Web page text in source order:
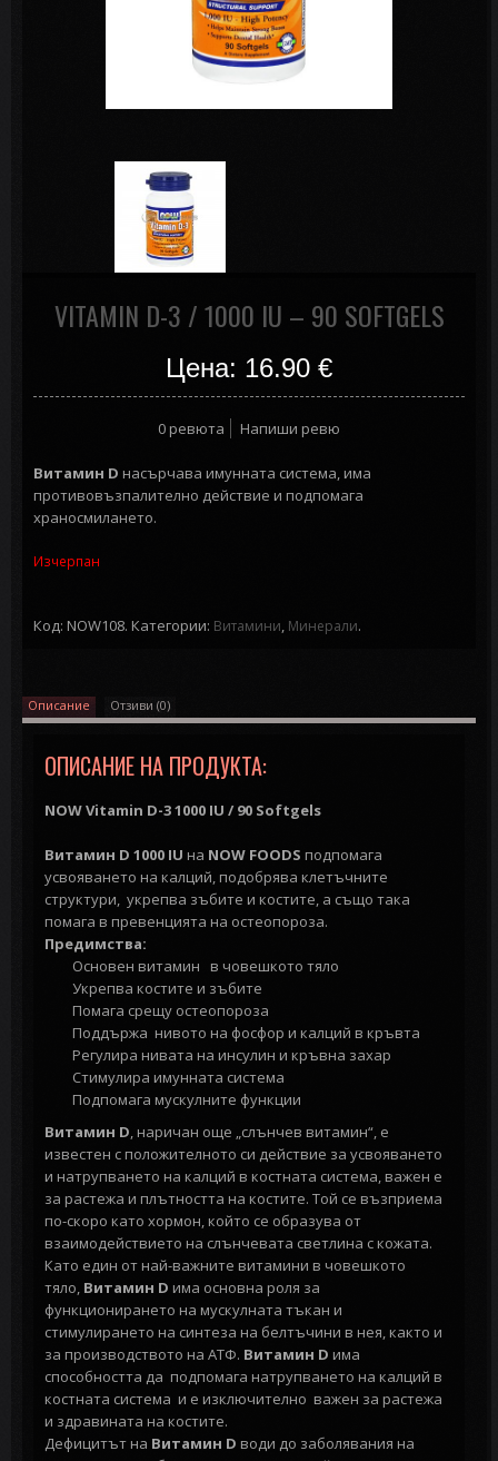
VITAMIN D-3 / 1000 IU – 90 SOFTGELS
Цена: 16.90 €
0 ревюта Напиши ревю
Витамин D насърчава имунната система, има
противовъзпалително действие и подпомага
храносмилането.
Изчерпан
Код: NOW108. Категории: Витамини, Минерали.
Описание Отзиви (0)
ОПИСАНИЕ НА ПРОДУКТА:
NOW Vitamin D-3 1000 IU / 90 Softgels
Витамин D 1000 IU на NOW FOODS подпомага
усвояването на калций, подобрява клетъчните
структури, укрепва зъбите и костите, а също така
помага в превенцията на остеопороза.
Предимства:
Основен витамин в човешкото тяло
Укрепва костите и зъбите
Помага срещу остеопороза
Поддържа нивото на фосфор и калций в кръвта
Регулира нивата на инсулин и кръвна захар
Стимулира имунната система
Подпомага мускулните функции
Витамин D, наричан още „слънчев витамин“, е
известен с положителното си действие за усвояването
и натрупването на калций в костната система, важен е
за растежа и плътността на костите. Той се възприема
по-скоро като хормон, който се образува от
взаимодействието на слънчевата светлина с кожата.
Като един от най-важните витамини в човешкото
тяло, Витамин D има основна роля за
функционирането на мускулната тъкан и
стимулирането на синтеза на белтъчини в нея, както и
за производството на АТФ. Витамин D има
способността да подпомага натрупването на калций в
костната система и е изключително важен за растежа
и здравината на костите.
Дефицитът на Витамин D води до заболявания на